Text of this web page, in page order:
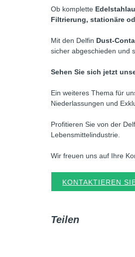
Ob komplette
Filtrierung, stationäre
Mit den Delfin Dust-
sicher abgeschieden und
Sehen Sie sich jetzt
Ein weiteres Thema für
Niederlassungen und
Profitieren Sie von der
Lebensmittelindustrie.
Wir freuen uns auf Ihre
KONTAKTIEREN
Teilen